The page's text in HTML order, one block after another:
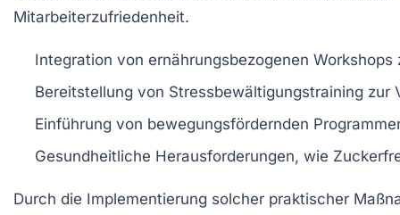
Mitarbeiterzufriedenheit.
Integration von ernährungsbezogenen Workshops
Bereitstellung von Stressbewältigungstraining zur
Einführung von bewegungsfördernden
Gesundheitliche Herausforderungen, wie
Durch die Implementierung solcher praktischer